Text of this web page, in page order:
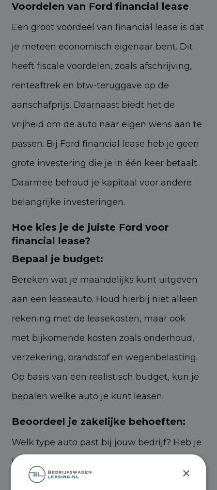
Voordelen van Ford financial lease
Een groot voordeel van financial lease is dat
je meteen economisch eigenaar bent. Dit
heeft fiscale voordelen, zoals afschrijving,
renteaftrek en btw-teruggave op de
aanschafprijs. Daarnaast biedt het de
vrijheid om de auto naar eigen wens aan te
passen. Bij Ford financial lease heb je geen
grote investering die je in één keer betaalt.
Daarmee behoud je kapitaal voor andere
belangrijke investeringen.
Hoe kies je de juiste Ford voor
financial lease?
Bepaal je budget:
Bereken wat je maandelijks kunt uitgeven
aan een leaseauto. Houd hierbij niet alleen
rekening met de leasekosten, maar ook
met bijkomende kosten zoals onderhoud,
verzekering, brandstof en wegenbelasting.
Op basis van een realistisch budget, kun je
bepalen welke auto je kunt leasen.
Beoordeel je zakelijke behoeften:
Welk type auto past bij jouw bedrijf? Heb je
bijvoorbeeld een representatieve auto
nodig voor klantbezoeken, of juist een
×